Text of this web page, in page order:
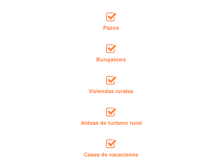
Pazos
Bungalows
Viviendas rurales
Aldeas de turismo rural
Casas de vacaciones